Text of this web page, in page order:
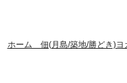
ホーム 佃(月島/築地/勝どき)ヨ